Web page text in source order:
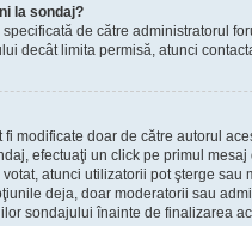
la sondaj?
de către administratorul
decât limita permisă, atunci
modificate doar de către autorul
efectuaţi un click pe primul
atunci utilizatorii pot şterge
deja, doar moderatorii sau
sondajului înainte de finalizarea